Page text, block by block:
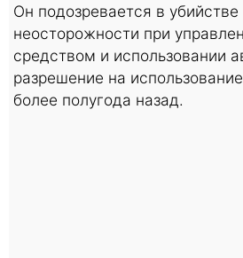
Он подозревается в убийстве
неосторожности при
средством и использовании
разрешение на
более полугода назад.